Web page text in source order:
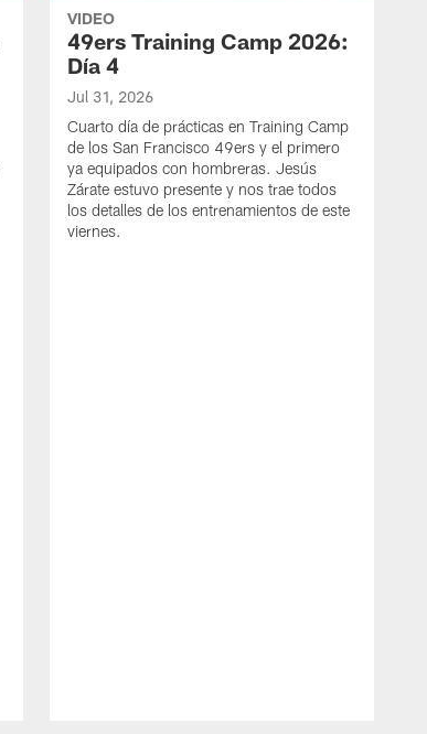
VIDEO
49ers Training Camp 2026:
Día 4
Jul 31, 2026
Cuarto día de prácticas en Training Camp
de los San Francisco 49ers y el primero
ya equipados con hombreras. Jesús
Zárate estuvo presente y nos trae todos
los detalles de los entrenamientos de este
viernes.